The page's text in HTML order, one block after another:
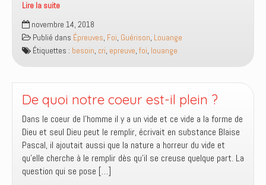
Lire la suite
Le
cri
de
la
novembre 14, 2018
Publié dans Épreuves, Foi, Guérison, Louange
Étiquettes : besoin, cri, epreuve, foi, louange
De quoi notre coeur est-il plein ?
Dans le coeur de l’homme il y a un vide et ce vide a la forme de
Dieu et seul Dieu peut le remplir, écrivait en substance Blaise
Pascal, il ajoutait aussi que la nature a horreur du vide et
qu’elle cherche à le remplir dès qu’il se creuse quelque part. La
question qui se pose […]